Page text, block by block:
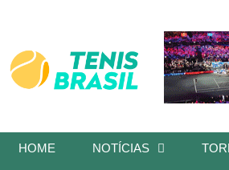
HOME NOTÍCIAS